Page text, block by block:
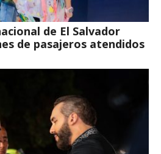
de El Salvador
de pasajeros atendidos